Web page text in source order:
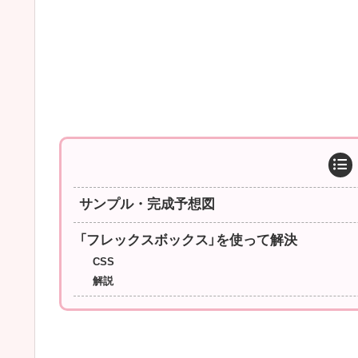
サンプル・完成予想図
「フレックスボックス」を使って解決
CSS
解説